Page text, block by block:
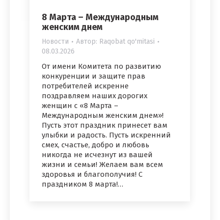
8 Марта – Международным
женским днем
Новости Автор: Raqobat qo'mitasi
08.03.2026
От имени Комитета по развитию
конкуренции и защите прав
потребителей искренне
поздравляем наших дорогих
женщин с «8 Марта –
Международным женским днем»!
Пусть этот праздник принесет вам
улыбки и радость. Пусть искренний
смех, счастье, добро и любовь
никогда не исчезнут из вашей
жизни и семьи! Желаем вам всем
здоровья и благополучия! С
праздником 8 марта!…